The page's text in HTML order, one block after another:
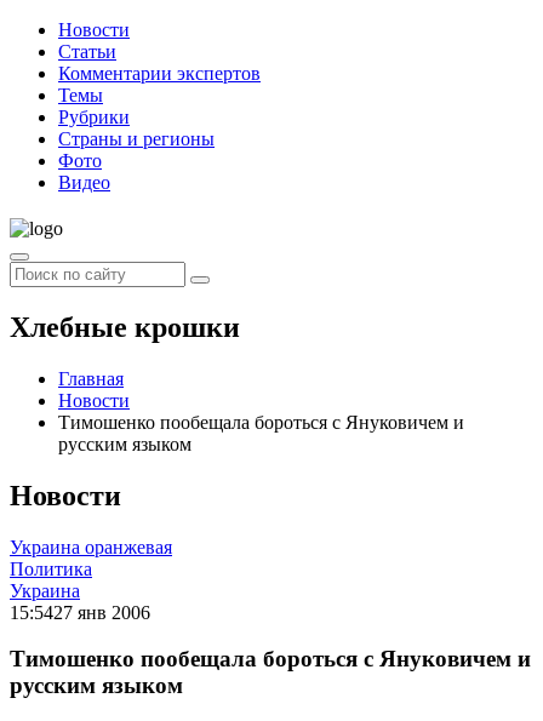
Новости
Статьи
Комментарии экспертов
Темы
Рубрики
Страны и регионы
Фото
Видео
Хлебные крошки
Главная
Новости
Тимошенко пообещала бороться с Януковичем и
русским языком
Новости
Украина оранжевая
Политика
Украина
15:5427 янв 2006
Тимошенко пообещала бороться с Януковичем и
русским языком